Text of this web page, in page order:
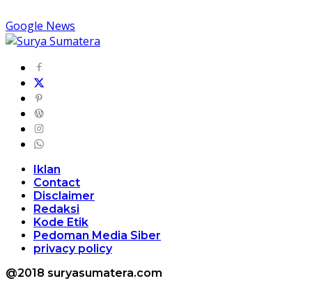
Google News
Iklan
Contact
Disclaimer
Redaksi
Kode Etik
Pedoman Media Siber
privacy policy
@2018 suryasumatera.com